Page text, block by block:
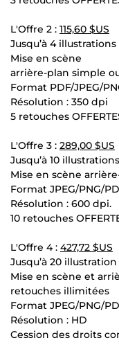
L'Offre 2 : 115,60 $US
Jusqu’à 4
Mise en scène
arrière-plan simple
Format PDF/JPEG/
Résolution : 350 dpi
5 retouches
L'Offre 3 : 289,00 $US
Jusqu’à 10
Mise en scène
Format JPEG/PNG/
Résolution : 600 dpi.
10 retouches
L'Offre 4 : 427,72 $US
Jusqu’à 20
Mise en scène et
retouches illimitées
Format JPEG/PNG/
Résolution : HD
Cession des droits